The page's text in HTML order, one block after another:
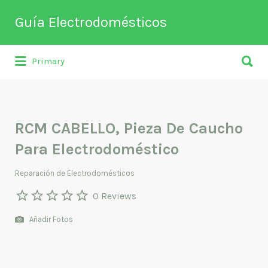
Guía Electrodomésticos
Directorio de empresas relacionadas
Buscar
por:
Primary
por:
RCM CABELLO, Pieza De Caucho
Para Electrodoméstico
Reparación de Electrodomésticos
0 Reviews
Añadir Fotos